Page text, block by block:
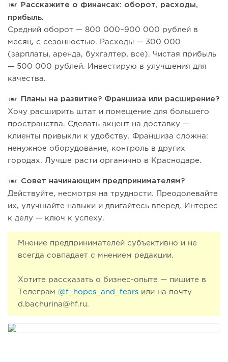
Расскажите о финансах: оборот, расходы,
прибыль.
Средний оборот — 800 000–900 000 рублей в
месяц, с сезонностью. Расходы — 300 000
(зарплаты, аренда, бухгалтер, все). Чистая прибыль
— 500 000 рублей. Инвестирую в улучшения для
качества.
Планы на развитие? Франшиза или расширение?
Хочу расширить штат и помещение для большего
пространства. Сделать акцент на доставку —
клиенты привыкли к удобству. Франшиза сложна:
ненужное оборудование, контроль в других
городах. Лучше расти органично в Краснодаре.
Совет начинающим предпринимателям?
Действуйте, несмотря на трудности. Преодолевайте
их, улучшайте навыки и двигайтесь вперед. Интерес
к делу — ключ к успеху.
Мнение предпринимателей субъективно и не
всегда совпадает с мнением редакции.
Хотите рассказать о бизнес-опыте — пишите в
Телеграм @f_hopes_and_fears или на почту
d.bachurina@hf.ru.